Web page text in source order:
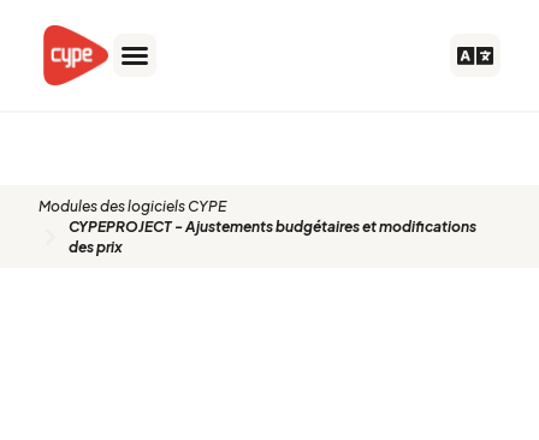
contenu
Modules des logiciels CYPE
CYPEPROJECT - Ajustements budgétaires et modifications
des prix